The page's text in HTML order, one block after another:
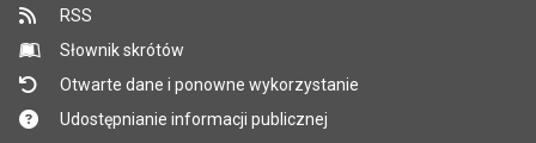
RSS
Słownik skrótów
Otwarte dane i ponowne wykorzystanie
Udostępnianie informacji publicznej